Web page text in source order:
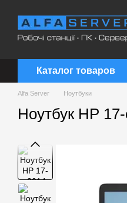
Каталог товаров
Alfa Server Ноутбуки
Ноутбук HP